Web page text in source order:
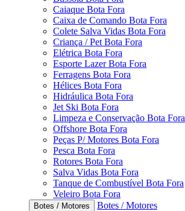
Caiaque Bota Fora
Caixa de Comando Bota Fora
Colete Salva Vidas Bota Fora
Criança / Pet Bota Fora
Elétrica Bota Fora
Esporte Lazer Bota Fora
Ferragens Bota Fora
Hélices Bota Fora
Hidráulica Bota Fora
Jet Ski Bota Fora
Limpeza e Conservação Bota Fora
Offshore Bota Fora
Peças P/ Motores Bota Fora
Pesca Bota Fora
Rotores Bota Fora
Salva Vidas Bota Fora
Tanque de Combustível Bota Fora
Veleiro Bota Fora
Botes / Motores
Botes / Motores